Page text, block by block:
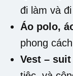
đi làm và
Áo polo,
phong
Vest –